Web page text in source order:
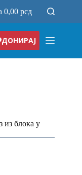
0,00рсд
ДОНИРАЈ
из блока у